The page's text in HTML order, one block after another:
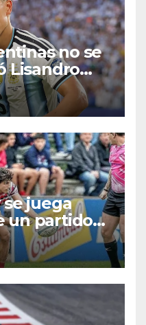
no se
Lisandro
se juega
un partido